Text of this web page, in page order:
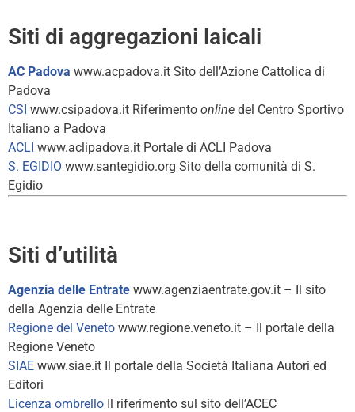
Siti di aggregazioni laicali
AC Padova www.acpadova.it Sito dell’Azione Cattolica di
Padova
CSI www.csipadova.it Riferimento online del Centro Sportivo
Italiano a Padova
ACLI www.aclipadova.it Portale di ACLI Padova
S. EGIDIO www.santegidio.org Sito della comunità di S.
Egidio
Siti d’utilità
Agenzia delle Entrate www.agenziaentrate.gov.it – Il sito
della Agenzia delle Entrate
Regione del Veneto www.regione.veneto.it – Il portale della
Regione Veneto
SIAE www.siae.it Il portale della Società Italiana Autori ed
Editori
Licenza ombrello Il riferimento sul sito dell’ACEC